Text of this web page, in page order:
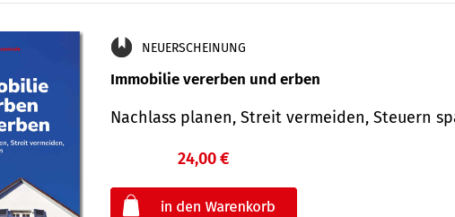
NEUERSCHEINUNG
Immobilie vererben und erben
Nachlass planen, Streit vermeiden, Steuern
24,00 €